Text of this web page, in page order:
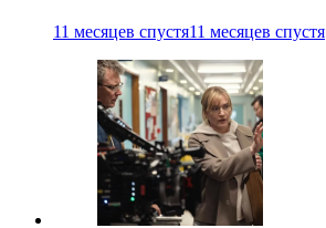
11 месяцев спустя11 месяцев спустя